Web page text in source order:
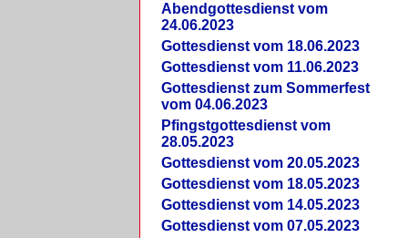
Abendgottesdienst vom
24.06.2023
Gottesdienst vom 18.06.2023
Gottesdienst vom 11.06.2023
Gottesdienst zum Sommerfest
vom 04.06.2023
Pfingstgottesdienst vom
28.05.2023
Gottesdienst vom 20.05.2023
Gottesdienst vom 18.05.2023
Gottesdienst vom 14.05.2023
Gottesdienst vom 07.05.2023